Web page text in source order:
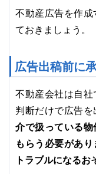
不動産広告を作
ておきましょう。
広告出稿前に
不動産会社は自
判断だけで広告を
介で扱っている
もらう必要があ
トラブルになるお